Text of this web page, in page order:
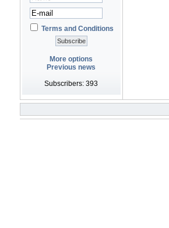
Terms and Conditions
More options
Previous news
Subscribers: 393